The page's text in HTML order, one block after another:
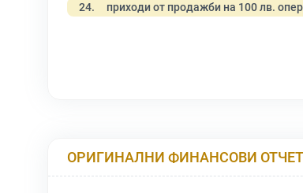
24. приходи от продажби на 100 лв.
ОРИГИНАЛНИ ФИНАНСОВИ